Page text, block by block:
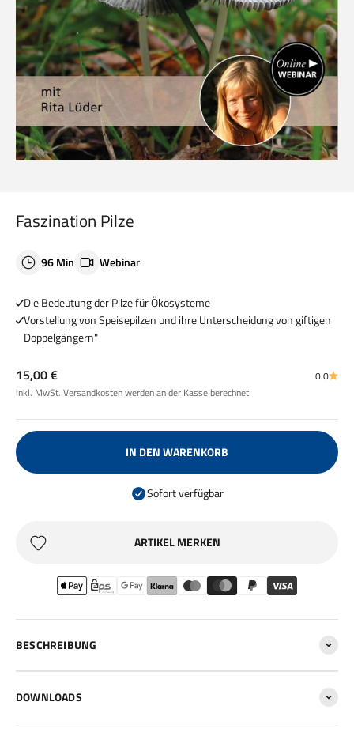
Faszination Pilze
96 Min Webinar
Die Bedeutung der Pilze für Ökosysteme
Vorstellung von Speisepilzen und ihre Unterscheidung von giftigen
Doppelgängern"
Angebot
15,00 €
inkl. MwSt. Versandkostenwerden an der Kasse berechnet
0.0
IN DEN WARENKORB
Sofort verfügbar
ARTIKEL MERKEN
BESCHREIBUNG
DOWNLOADS